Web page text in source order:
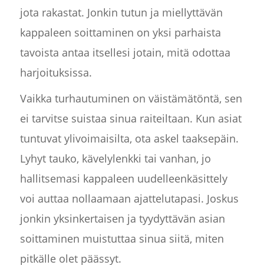
jota rakastat. Jonkin tutun ja miellyttävän
kappaleen soittaminen on yksi parhaista
tavoista antaa itsellesi jotain, mitä odottaa
harjoituksissa.
Vaikka turhautuminen on väistämätöntä, sen
ei tarvitse suistaa sinua raiteiltaan. Kun asiat
tuntuvat ylivoimaisilta, ota askel taaksepäin.
Lyhyt tauko, kävelylenkki tai vanhan, jo
hallitsemasi kappaleen uudelleenkäsittely
voi auttaa nollaamaan ajattelutapasi. Joskus
jonkin yksinkertaisen ja tyydyttävän asian
soittaminen muistuttaa sinua siitä, miten
pitkälle olet päässyt.